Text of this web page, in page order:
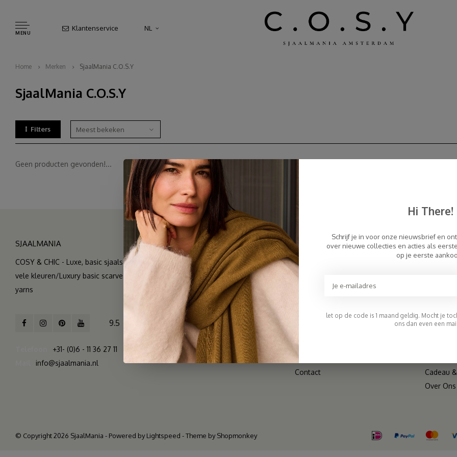
MENU
Klantenservice NL
Home Merken SjaalMania C.O.S.Y
SjaalMania C.O.S.Y
Filters Meest bekeken
Geen producten gevonden!...
SJAALMANIA
COSY & CHIC - Luxe, basic sjaals van natuurlijke materialen in
vele kleuren/Luxury basic scarves made of high quality natural
yarns
+31- (0)6 - 11 36 27 11
info@sjaalmania.nl
9.5 2.261 reviews
KLANTENSERVICE
Veelgestelde Vragen
Betaalmethoden
Verzenden & Retourneren & Ruilen
Algemene voorwaarden
Privacy Policy
Sitemap
Contact
Cadeau
Over Ons
© Copyright 2026 SjaalMania - Powered byLightspeed - Theme byShopmonkey
Hi There!
Schrijf je in voor onze nieuwsbrief en
over nieuwe collecties en acties als
op je eerste
let op de code is 1 maand geldig. Mocht je
ons dan even een